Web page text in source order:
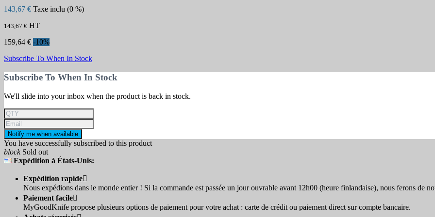
143,67 € Taxe inclu (0 %)
143,67 € HT
159,64 € -10%
Subscribe To When In Stock
Subscribe To When In Stock
We'll slide into your inbox when the product is back in stock.
Notify me when available
You have successfully subscribed to this product
blockSold out
Expédition à États-Unis:
Expédition rapide
Nous expédions dans le monde entier ! Si la commande est passée un jour ouvrable avant 12h00 (heure finlandaise), nous ferons de
Paiement facile
MyGoodKnife propose plusieurs options de paiement pour votre achat : carte de crédit ou paiement direct sur compte bancaire.